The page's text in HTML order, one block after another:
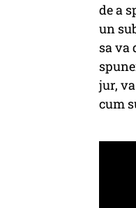
de a
un
sa va
jur,
cum